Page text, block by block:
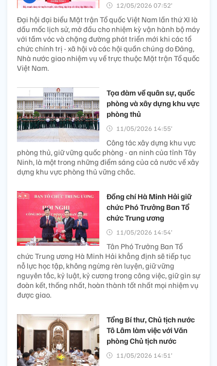
12/05/2026 07:52’
Đại hội đại biểu Mặt trận Tổ quốc Việt Nam lần thứ XI là
dấu mốc lịch sử, mở đầu cho nhiệm kỳ vận hành bộ máy
với tầm vóc và chặng đường phát triển mới khi các tổ
chức chính trị - xã hội và các hội quần chúng do Đảng,
Nhà nước giao nhiệm vụ về trực thuộc Mặt trận Tổ quốc
Việt Nam.
Tọa đàm về quân sự, quốc
phòng và xây dựng khu vực
phòng thủ
11/05/2026 14:55’
Công tác xây dựng khu vực
phòng thủ, giữ vững quốc phòng - an ninh của tỉnh Tây
Ninh, là một trong những điểm sáng của cả nước về xây
dựng khu vực phòng thủ vững chắc.
Đồng chí Hà Minh Hải giữ
chức Phó Trưởng Ban Tổ
chức Trung ương
11/05/2026 14:54’
Tân Phó Trưởng Ban Tổ
chức Trung ương Hà Minh Hải khẳng định sẽ tiếp tục
nỗ lực học tập, không ngừng rèn luyện, giữ vững
nguyên tắc, kỷ luật, kỷ cương trong công việc, giữ gìn sự
đoàn kết, thống nhất, hoàn thành tốt nhất mọi nhiệm vụ
được giao.
Tổng Bí thư, Chủ tịch nước
Tô Lâm làm việc với Văn
phòng Chủ tịch nước
11/05/2026 14:51’